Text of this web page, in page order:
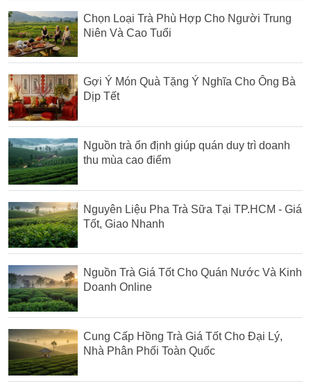
Chọn Loại Trà Phù Hợp Cho Người Trung
Niên Và Cao Tuổi
Gợi Ý Món Quà Tặng Ý Nghĩa Cho Ông Bà
Dịp Tết
Nguồn trà ổn định giúp quán duy trì doanh
thu mùa cao điểm
Nguyên Liệu Pha Trà Sữa Tại TP.HCM - Giá
Tốt, Giao Nhanh
Nguồn Trà Giá Tốt Cho Quán Nước Và Kinh
Doanh Online
Cung Cấp Hồng Trà Giá Tốt Cho Đại Lý,
Nhà Phân Phối Toàn Quốc